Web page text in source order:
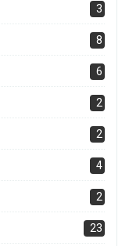
3
8
6
2
2
4
2
23